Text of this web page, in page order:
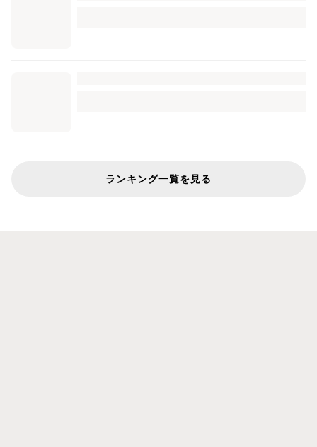
ランキング一覧を見る